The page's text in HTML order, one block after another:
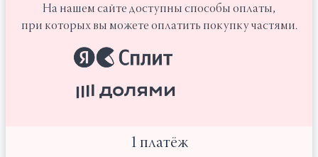
На нашем сайте доступны способы оплаты,
при которых вы можете оплатить покупку частями.
1 платёж